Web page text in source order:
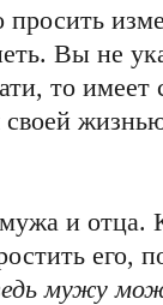
Вы не
то имеет
своей
и отца.
его,
мужу